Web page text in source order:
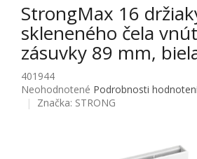
StrongMax 16
skleneného čela
zásuvky 89 mm,
401944
Priemerné hodnotenie produktu je 0,0
Neohodnotené Podrobnosti
Značka: STRONG